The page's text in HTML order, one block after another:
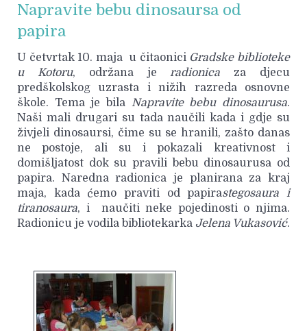
Napravite bebu dinosaursa od
papira
U četvrtak 10. maja u čitaonici Gradske biblioteke
u Kotoru, održana jeradionica za djecu
predškolskog uzrasta i nižih razreda osnovne
škole. Tema je bila Napravite bebu dinosaurusa.
Naši mali drugari su tada naučili kada i gdje su
živjeli dinosaursi, čime su se hranili, zašto danas
ne postoje, ali su i pokazali kreativnost i
domišljatost dok su pravili bebu dinosaurusa od
papira. Naredna radionica je planirana za kraj
maja, kada ćemo praviti od papirastegosaura i
tiranosaura, i naučiti neke pojedinosti o njima.
Radionicu je vodila bibliotekarka Jelena Vukasović.